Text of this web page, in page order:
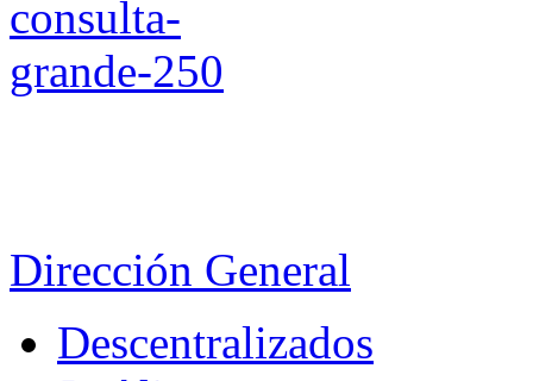
Dirección General
Descentralizados